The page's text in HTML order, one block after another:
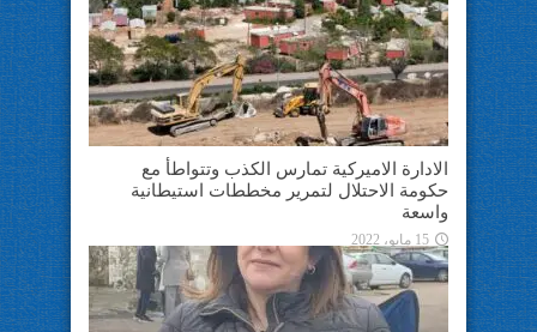
الادارة الاميركية تمارس الكذب وتتواطأ مع
حكومة الاحتلال لتمرير مخططات استيطانية
واسعة
15 مايو، 2022